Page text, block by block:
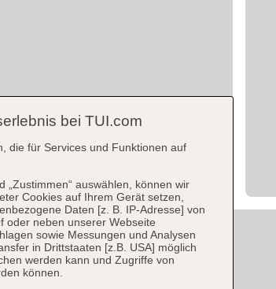
bei TUI.com
die für Services und Funktionen auf
„Zustimmen“ auswählen, können wir
Cookies auf Ihrem Gerät setzen,
Daten [z. B. IP-Adresse] von
oder neben unserer Webseite
sowie Messungen und Analysen
in Drittstaaten [z.B. USA] möglich
werden kann und Zugriffe von
können.